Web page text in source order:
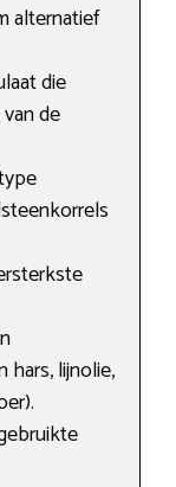
alternatief
die
de
hars, lijnolie,